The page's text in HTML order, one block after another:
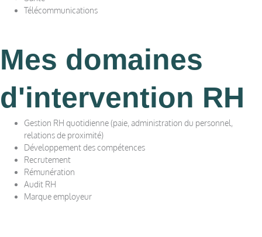
Télécommunications
Mes domaines
d'intervention RH
Gestion RH quotidienne (paie, administration du personnel,
relations de proximité)
Développement des compétences
Recrutement
Rémunération
Audit RH
Marque employeur